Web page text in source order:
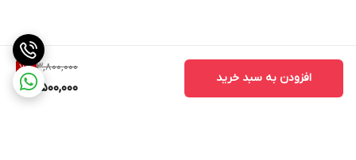
3,800,000
7%
3,500,000
افزودن به سبد خرید